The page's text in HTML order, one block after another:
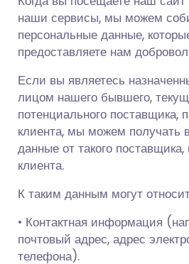
наши сервисы, мы можем
персональные данные,
предоставляете нам
Если вы являетесь
лицом нашего бывшего,
потенциального поставщика,
клиента, мы можем получать
данные от такого
клиента.
К таким данным могут
• Контактная информация
почтовый адрес, адрес
телефона).